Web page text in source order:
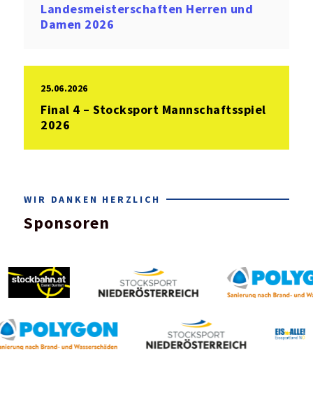
Landesmeisterschaften Herren und
Damen 2026
25.06.2026
Final 4 – Stocksport Mannschaftsspiel
2026
WIR DANKEN HERZLICH
Sponsoren